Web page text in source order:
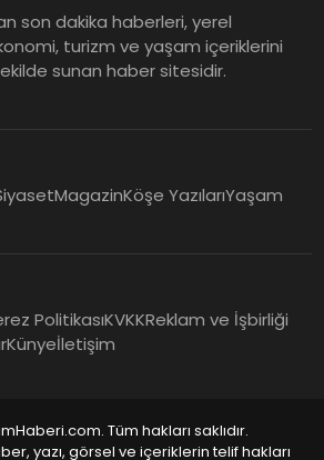
son dakika haberleri, yerel
turizm ve yaşam içeriklerini
sunan haber sitesidir.
MagazinKöşe YazılarıYaşam
PolitikasıKVKKReklam ve İşbirliği
Künyeİletişim
Tüm hakları saklıdır.
yazı, görsel ve içeriklerin telif hakları